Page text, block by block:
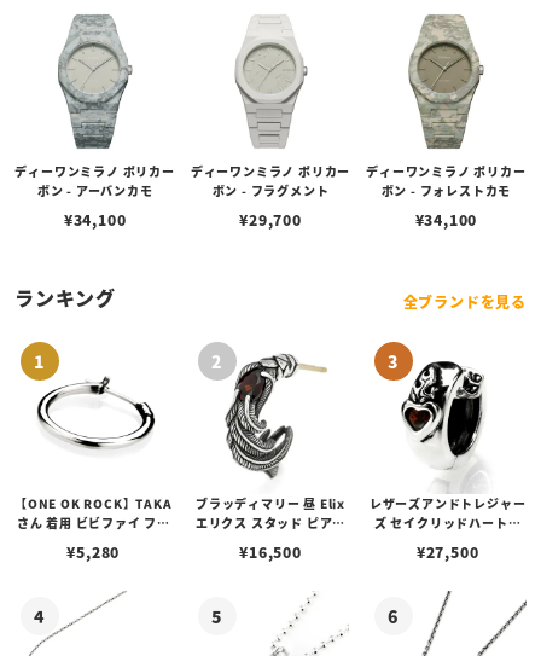
ディーワンミラノ ポリカー
ボン - アーバンカモ
¥34,100
ディーワンミラノ ポリカー
ボン - フラグメント
¥29,700
ディーワンミラノ ポリカー
ボン - フォレストカモ
¥34,100
ランキング 全ブランドを見る
【ONE OK ROCK】TAKA
さん 着用 ビビファイ フー
¥5,280
ブラッディマリー 昼 Elix
エリクス スタッド ピアス
¥16,500
レザーズアンドトレジャー
ズ セイクリッドハートピ
¥27,500